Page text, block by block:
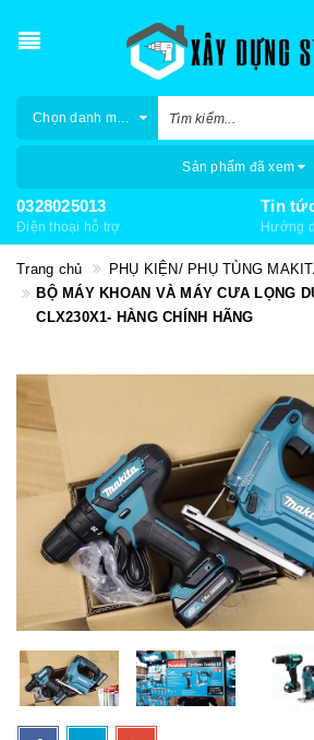
Chọn danh mục
Sản phẩm đã xem
0328025013
Điện thoại hỗ trợ
Tin
Hướng
Trang chủ
PHỤ KIỆN/ PHỤ TÙNG
BỘ MÁY KHOAN VÀ MÁY CƯA LỌNG
CLX230X1- HÀNG CHÍNH HÃNG